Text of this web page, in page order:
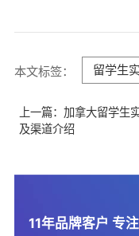
本文标签： 留学生
上一篇：加拿大留学生
及渠道介绍
11年品牌客户 专